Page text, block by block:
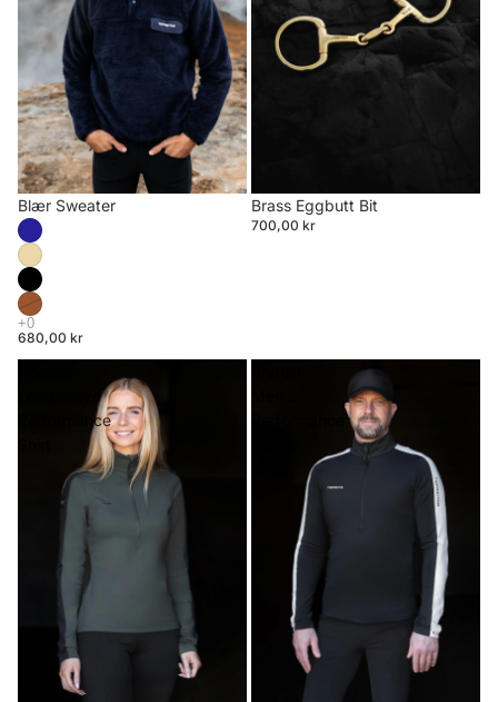
Blær Sweater
680,00 kr
Brass Eggbutt Bit
700,00 kr
Longsleeve
Performance